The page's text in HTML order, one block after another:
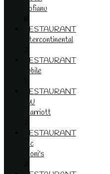
Sofianu
RESTAURANT
Intercontinental
RESTAURANT
Jubile
RESTAURANT
JW
Marriott
RESTAURANT
Mc
Moni's